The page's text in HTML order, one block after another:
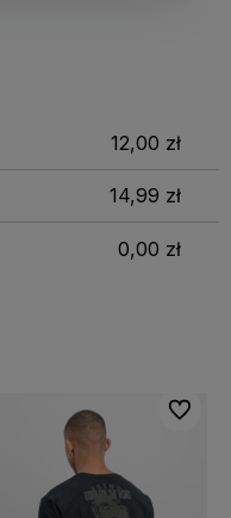
12,00 zł
14,99 zł
0,00 zł
Do
Do